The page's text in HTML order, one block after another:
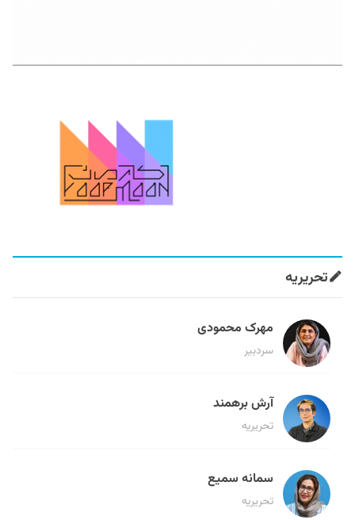
تحریریه
مهرک محمودی
سردبیر
آرش برهمند
تحریریه
سمانه سمیع
تحریریه